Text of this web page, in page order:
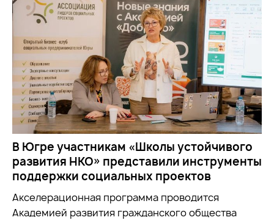
В Югре участникам «Школы устойчивого
развития НКО» представили инструменты
поддержки социальных проектов
Акселерационная программа проводится
Академией развития гражданского общества